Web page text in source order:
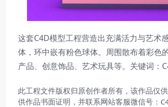
这套C4D模型工程营造出充满活力与艺术
体，环中嵌有粉色球体。周围散布着彩色
产品、创意饰品、艺术玩具等。关键词：
此工程文件版权归原创作者所有，该作品仅
供作品书面证明，并联系网站客服微信号：